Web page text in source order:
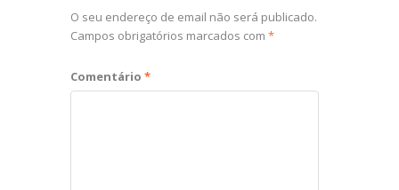
O seu endereço de email não será publicado.
Campos obrigatórios marcados com *
Comentário *